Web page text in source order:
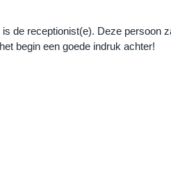
de receptionist(e). Deze persoon
begin een goede indruk achter!